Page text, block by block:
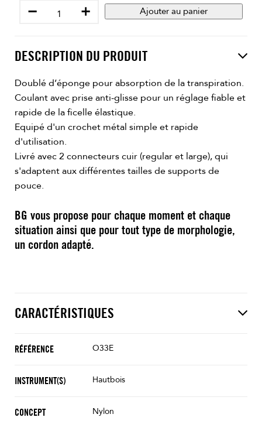
− + Ajouter au panier
DESCRIPTION DU PRODUIT
Doublé d’éponge pour absorption de la transpiration.
Coulant avec prise anti-glisse pour un réglage fiable et
rapide de la ficelle élastique.
Equipé d'un crochet métal simple et rapide
d'utilisation.
Livré avec 2 connecteurs cuir (regular et large), qui
s'adaptent aux différentes tailles de supports de
pouce.
BG vous propose pour chaque moment et chaque
situation ainsi que pour tout type de morphologie,
un cordon adapté.
CARACTÉRISTIQUES
RÉFÉRENCE O33E
INSTRUMENT(S) Hautbois
CONCEPT Nylon